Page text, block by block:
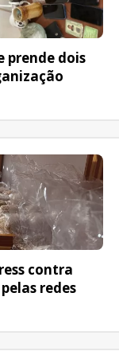
prende dois
contra
redes